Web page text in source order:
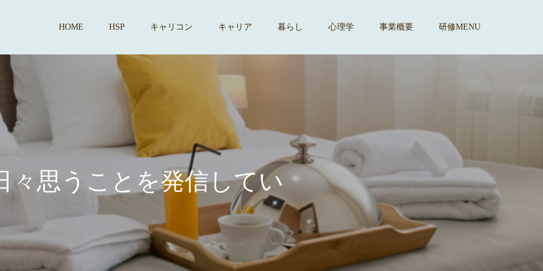
HOME HSP キャリコン キャリア 暮らし 心理学 事業概要 研修MENU
思うことを発信しています。